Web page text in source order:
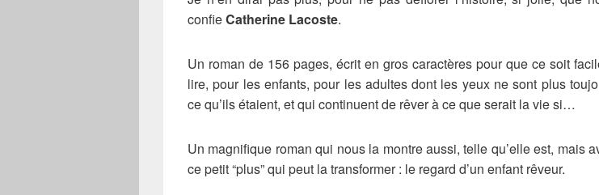
confieCatherine Lacoste.
Un roman de 156 pages, écrit en gros caractères pour que ce soit
lire, pour les enfants, pour les adultes dont les yeux ne sont plus
ce qu’ils étaient, et qui continuent de rêver à ce que serait la vie si…
Un magnifique roman qui nous la montre aussi, telle qu’elle est, mais
ce petit “plus” qui peut la transformer : le regard d’un enfant rêveur.